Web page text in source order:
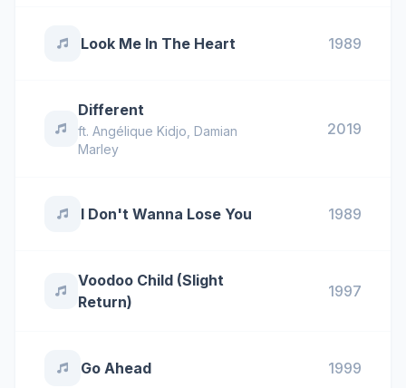
Look Me In The Heart 1989
Different
ft. Angélique Kidjo Damian
Marley
2019
I Don't Wanna Lose You 1989
Voodoo Child (Slight
Return)
1997
Go Ahead 1999